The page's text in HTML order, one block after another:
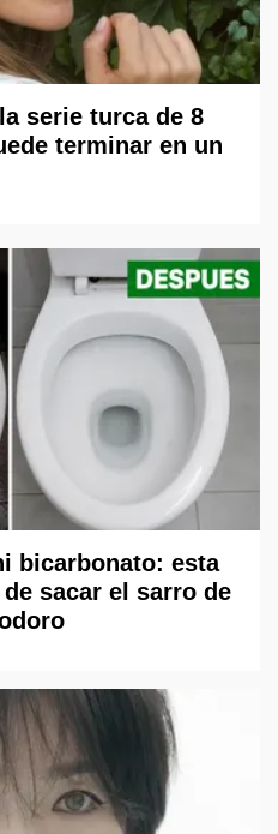
serie turca de 8
terminar en un
bicarbonato: esta
sacar el sarro de